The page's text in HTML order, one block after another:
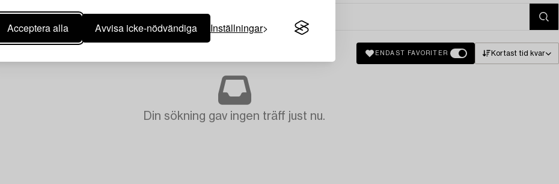
Acceptera alla Avvisa icke-nödvändiga Inställningar
ENDAST FAVORITER Kortast tid kvar
Din sökning gav ingen träff just nu.